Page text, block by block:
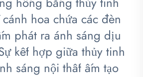
hoa chứa các đèn
phát ra ánh sáng dịu
kết hợp giữa thủy tinh
sáng nội thất ấm tạo